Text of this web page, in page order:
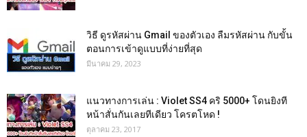
วิธี ดูรหัสผ่าน Gmail ของตัวเอง ลืมรหัสผ่าน กับขั้น
ตอนการเข้าดูแบบที่ง่ายที่สุด
มีนาคม 29, 2023
แนวทางการเล่น : Violet SS4 คริ 5000+ โดนยิงที
หน้าสั่นกันเลยทีเดียว โครตโหด !
ตุลาคม 23, 2017